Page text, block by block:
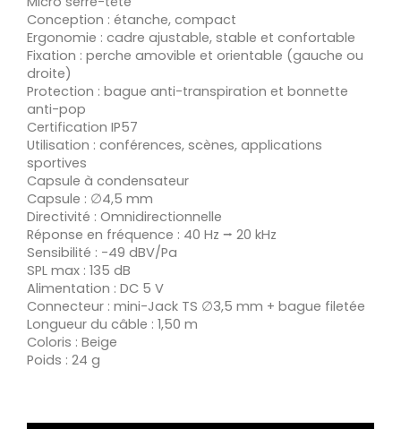
Conception : étanche, compact
Ergonomie : cadre ajustable, stable et confortable
Fixation : perche amovible et orientable (gauche ou
droite)
Protection : bague anti-transpiration et bonnette
anti-pop
Certification IP57
Utilisation : conférences, scènes, applications
sportives
Capsule à condensateur
Capsule : ∅4,5 mm
Directivité : Omnidirectionnelle
Réponse en fréquence : 40 Hz ⭢ 20 kHz
Sensibilité : -49 dBV/Pa
SPL max : 135 dB
Alimentation : DC 5 V
Connecteur : mini-Jack TS ∅3,5 mm + bague filetée
Longueur du câble : 1,50 m
Coloris : Beige
Poids : 24 g